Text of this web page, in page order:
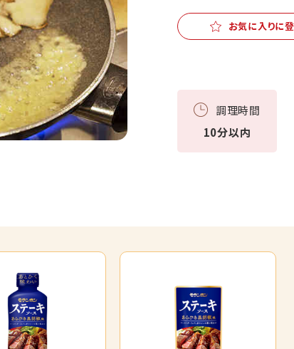
お気に入りに
調理時間
10分以内